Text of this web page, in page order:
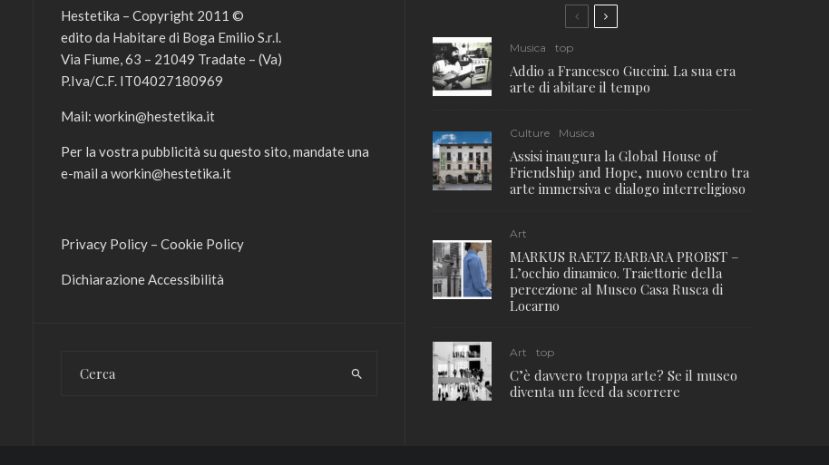
Hestetika – Copyright 2011 ©
edito da Habitare di Boga Emilio S.r.l.
Via Fiume, 63 – 21049 Tradate – (Va)
P.Iva/C.F. IT04027180969
Mail: workin@hestetika.it
Per la vostra pubblicità su questo sito, mandate una
e-mail a workin@hestetika.it
Privacy Policy – Cookie Policy
Dichiarazione Accessibilità
Musica top
Addio a Francesco Guccini. La sua era
arte di abitare il tempo
Culture Musica
Assisi inaugura la Global House of
Friendship and Hope, nuovo centro tra
arte immersiva e dialogo interreligioso
Art
MARKUS RAETZ BARBARA PROBST –
L’occhio dinamico. Traiettorie della
percezione al Museo Casa Rusca di
Locarno
Art top
C’è davvero troppa arte? Se il museo
diventa un feed da scorrere